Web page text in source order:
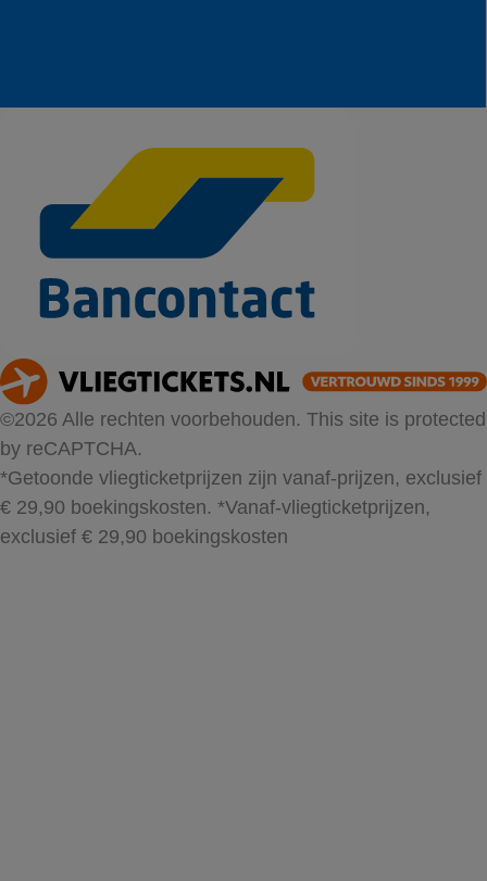
©2026 Alle rechten voorbehouden. This site is protected
by reCAPTCHA.
*Getoonde vliegticketprijzen zijn vanaf-prijzen, exclusief
€ 29,90 boekingskosten. *Vanaf-vliegticketprijzen,
exclusief € 29,90 boekingskosten